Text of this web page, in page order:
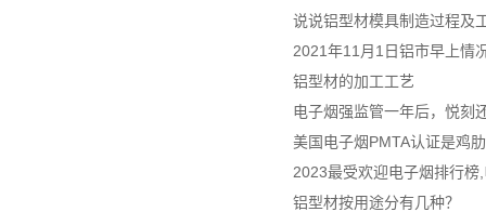
说说铝型材模具制造过程及
2021年11月1日铝市早上情
铝型材的加工工艺
电子烟强监管一年后，悦刻
美国电子烟PMTA认证是鸡
2023最受欢迎电子烟排行榜
铝型材按用途分有几种？